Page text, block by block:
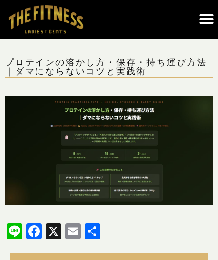
プロテインの溶かし方・保存・持ち運び方法
｜ダマにならないコツと実践術
LineFacebook
X Email
有